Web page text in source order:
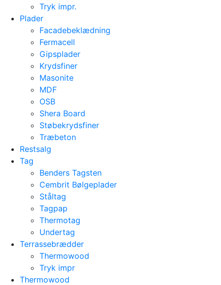
Tryk impr.
Plader
Facadebeklædning
Fermacell
Gipsplader
Krydsfiner
Masonite
MDF
OSB
Shera Board
Støbekrydsfiner
Træbeton
Restsalg
Tag
Benders Tagsten
Cembrit Bølgeplader
Ståltag
Tagpap
Thermotag
Undertag
Terrassebrædder
Thermowood
Tryk impr
Thermowood